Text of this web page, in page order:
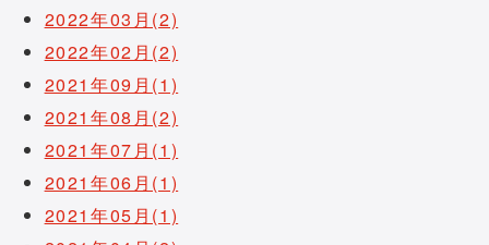
2022年03月(2)
2022年02月(2)
2021年09月(1)
2021年08月(2)
2021年07月(1)
2021年06月(1)
2021年05月(1)